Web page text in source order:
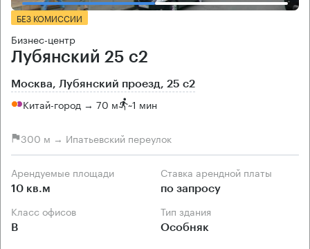
БЕЗ КОМИССИИ
Бизнес-центр
Лубянский 25 с2
Москва, Лубянский проезд, 25 с2
Китай-город → 70 м ~1 мин
300 м → Ипатьевский переулок
Арендуемые площади
10 кв.м
Ставка арендной платы
по запросу
Класс офисов
B
Тип здания
Особняк